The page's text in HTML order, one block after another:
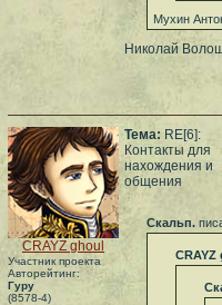
Мухин
Николай
CRAYZ ghoul
Участник проекта
Авторейтинг:
Гуру
(8578-4)
Тема: RE[6]:
Контакты для
нахождения и
общения
Скальп.
CRAYZ